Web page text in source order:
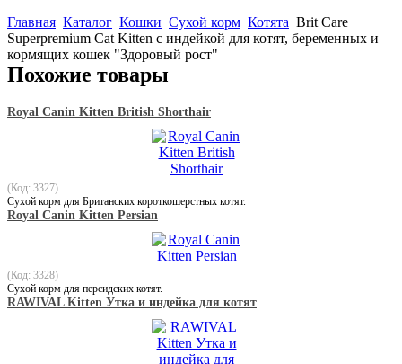
Главная Каталог Кошки Сухой корм Котята Brit Care
Superpremium Cat Kitten с индейкой для котят, беременных и
кормящих кошек "Здоровый рост"
Похожие товары
Royal Canin Kitten British Shorthair
(Код: 3327)
Сухой корм для Британских короткошерстных котят.
Royal Canin Kitten Persian
(Код: 3328)
Сухой корм для персидских котят.
RAWIVAL Kitten Утка и индейка для котят